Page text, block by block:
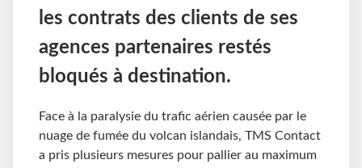
les contrats des clients de ses
agences partenaires restés
bloqués à destination.
Face à la paralysie du trafic aérien causée par le
nuage de fumée du volcan islandais, TMS Contact
a pris plusieurs mesures pour pallier au maximum